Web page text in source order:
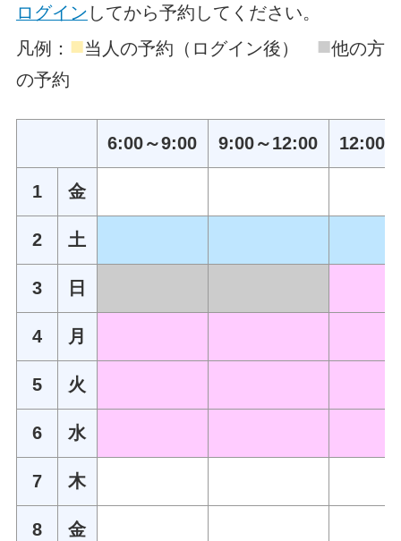
ログイン してから予約してください。
凡例： ■当人の予約（ログイン後） ■他の方
の予約
6:00～9:00 9:00～12:00 12:00
1 金
2 土
3 日
4 月
5 火
6 水
7 木
8 金